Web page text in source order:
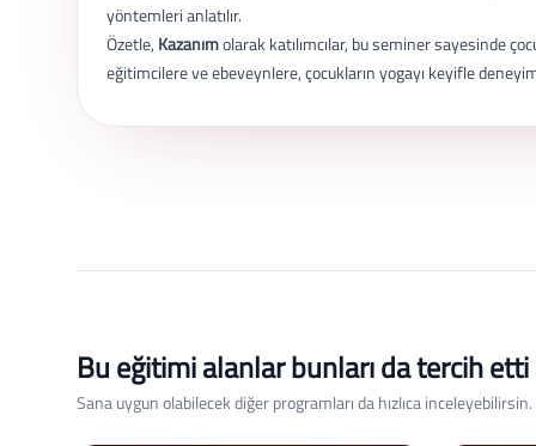
yöntemleri anlatılır.
Özetle, Kazanımolarak katılımcılar, bu seminer sayesinde
eğitimcilere ve ebeveynlere, çocukların yogayı keyifle
Bu eğitimi alanlar bunları da tercih etti
Sana uygun olabilecek diğer programları da hızlıca inceleyebilirsin.